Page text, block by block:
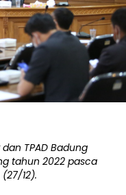
TPAD Badung
tahun 2022 pasca
12).